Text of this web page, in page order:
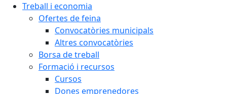
Treball i economia
Ofertes de feina
Convocatòries municipals
Altres convocatòries
Borsa de treball
Formació i recursos
Cursos
Dones emprenedores